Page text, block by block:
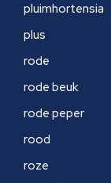
pluimhortensia
plus
rode
rode beuk
rode peper
rood
roze